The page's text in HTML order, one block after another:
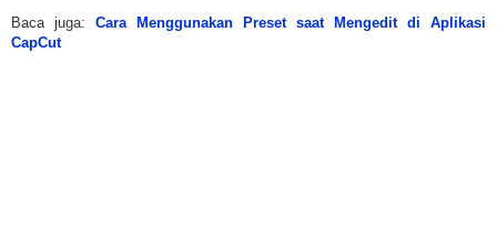
Baca juga: Cara Menggunakan Preset saat Mengedit di Aplikasi
CapCut